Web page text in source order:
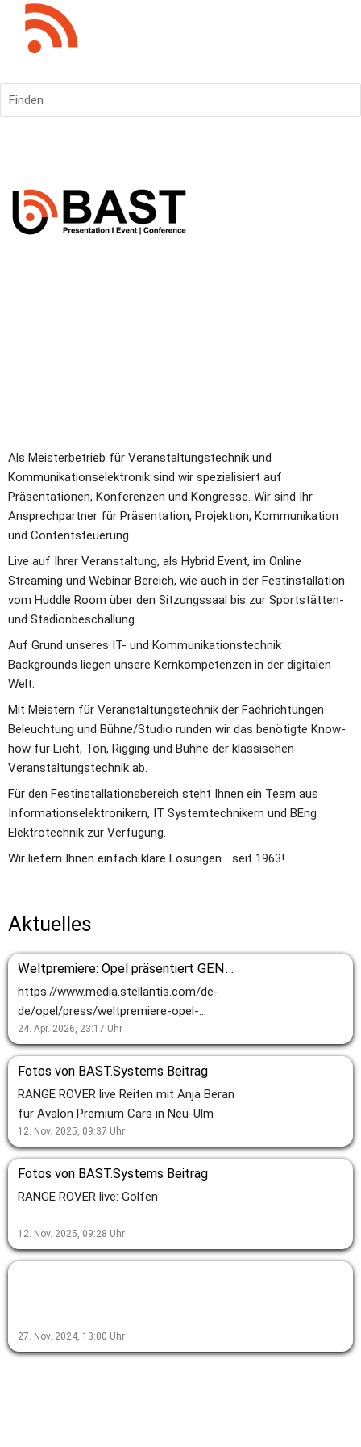
Finden
Als Meisterbetrieb für Veranstaltungstechnik und
Kommunikationselektronik sind wir spezialisiert auf
Präsentationen, Konferenzen und Kongresse. Wir sind Ihr
Ansprechpartner für Präsentation, Projektion, Kommunikation
und Contentsteuerung.
Live auf Ihrer Veranstaltung, als Hybrid Event, im Online
Streaming und Webinar Bereich, wie auch in der Festinstallation
vom Huddle Room über den Sitzungssaal bis zur Sportstätten-
und Stadionbeschallung.
Auf Grund unseres IT- und Kommunikationstechnik
Backgrounds liegen unsere Kernkompetenzen in der digitalen
Welt.
Mit Meistern für Veranstaltungstechnik der Fachrichtungen
Beleuchtung und Bühne/Studio runden wir das benötigte Know-
how für Licht, Ton, Rigging und Bühne der klassischen
Veranstaltungstechnik ab.
Für den Festinstallationsbereich steht Ihnen ein Team aus
Informationselektronikern, IT Systemtechnikern und BEng
Elektrotechnik zur Verfügung.
Wir liefern Ihnen einfach klare Lösungen... seit 1963!
Aktuelles
Weltpremiere: Opel präsentiert GEN4-Prototyp für Formel E
https://www.media.stellantis.com/de-
de/opel/press/weltpremiere-opel-
praesentiert-gen4-prototyp-fuer-
formel-e
24. Apr. 2026, 23:17 Uhr
Fotos von BAST.Systems Beitrag
RANGE ROVER live Reiten mit Anja Beran
für Avalon Premium Cars in Neu-Ulm
12. Nov. 2025, 09:37 Uhr
Fotos von BAST.Systems Beitrag
RANGE ROVER live: Golfen
12. Nov. 2025, 09:28 Uhr
27. Nov. 2024, 13:00 Uhr